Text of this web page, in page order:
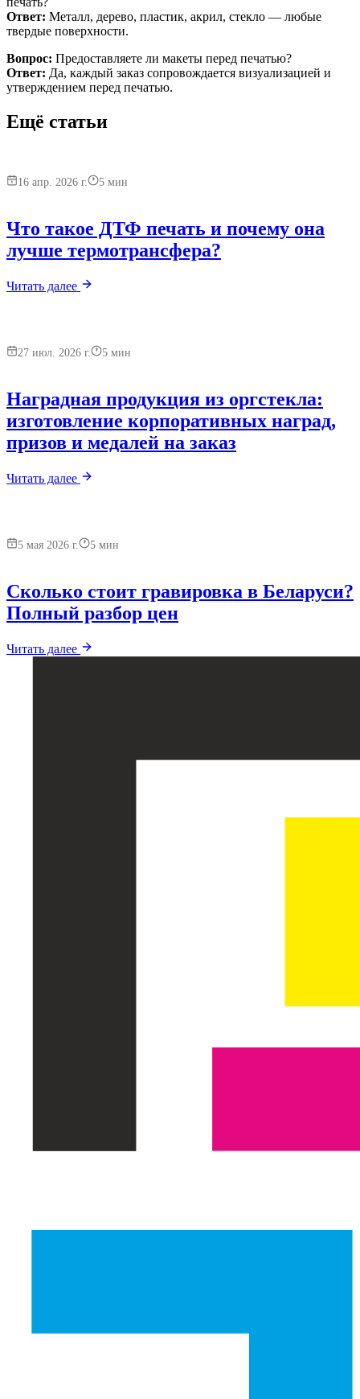
Ответ: Металл, дерево, пластик, акрил, стекло — любые
твердые поверхности.
Вопрос: Предоставляете ли макеты перед печатью?
Ответ: Да, каждый заказ сопровождается визуализацией и
утверждением перед печатью.
Ещё статьи
16 апр. 2026 г. 5 мин
Что такое ДТФ печать и почему она
лучше термотрансфера?
Читать далее
27 июл. 2026 г. 5 мин
Наградная продукция из оргстекла:
изготовление корпоративных наград,
призов и медалей на заказ
Читать далее
5 мая 2026 г. 5 мин
Сколько стоит гравировка в Беларуси?
Полный разбор цен
Читать далее